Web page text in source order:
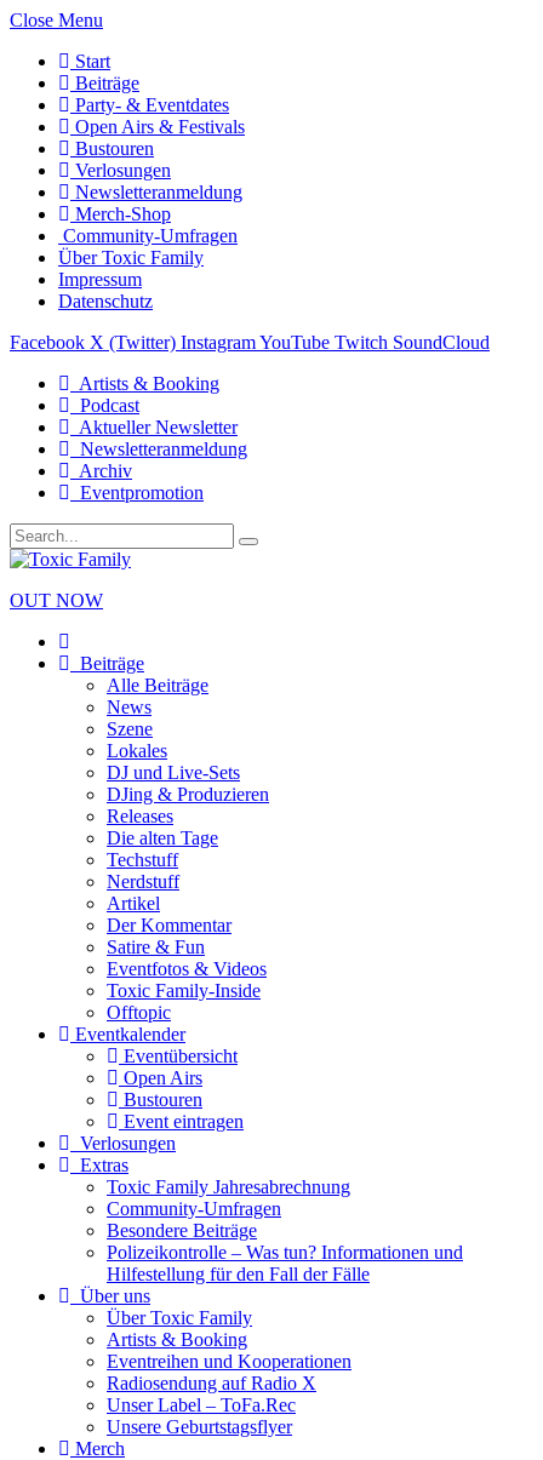
Close Menu
Start
Beiträge
Party- & Eventdates
Open Airs & Festivals
Bustouren
Verlosungen
Newsletteranmeldung
Merch-Shop
Community-Umfragen
Über Toxic Family
Impressum
Datenschutz
Facebook X (Twitter) InstagramYouTube Twitch SoundCloud
Artists & Booking
Podcast
Aktueller Newsletter
Newsletteranmeldung
Archiv
Eventpromotion
OUT NOW
Beiträge
Alle Beiträge
News
Szene
Lokales
DJ und Live-Sets
DJing & Produzieren
Releases
Die alten Tage
Techstuff
Nerdstuff
Artikel
Der Kommentar
Satire & Fun
Eventfotos & Videos
Toxic Family-Inside
Offtopic
Eventkalender
Eventübersicht
Open Airs
Bustouren
Event eintragen
Verlosungen
Extras
Toxic Family Jahresabrechnung
Community-Umfragen
Besondere Beiträge
Polizeikontrolle – Was tun? Informationen und
Hilfestellung für den Fall der Fälle
Über uns
Über Toxic Family
Artists & Booking
Eventreihen und Kooperationen
Radiosendung auf Radio X
Unser Label – ToFa.Rec
Unsere Geburtstagsflyer
Merch